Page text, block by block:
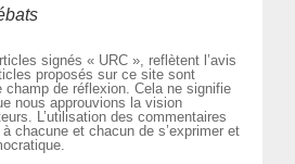
signés « URC », reflètent l’avis
proposés sur ce site sont
champ de réflexion. Cela ne signifie
nous approuvions la vision
L’utilisation des commentaires
chacune et chacun de s’exprimer et